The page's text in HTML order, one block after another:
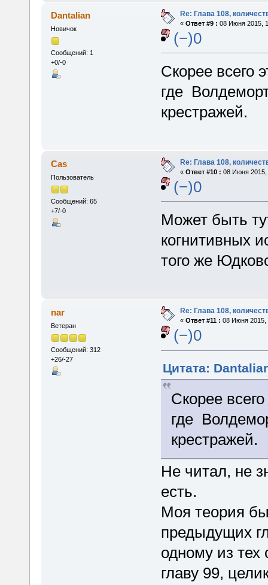
Dantalian
Новичок
Сообщений: 1
+0/-0
Re: Глава 108,
« Ответ #9 : 08 Июня 2015,
(−)0
Скорее всего
где
крестражей.
Cas
Пользователь
Сообщений: 65
+7/-0
Re: Глава 108,
« Ответ #10 : 08 Июня 2015,
(−)0
Может быть
когнитивных
того же
nar
Ветеран
Сообщений: 312
+26/-27
Re: Глава 108,
« Ответ #11 : 08 Июня 2015,
(−)0
Цитата:
Скорее
где
крестражей.
Не читал, не
есть.
Моя теория
предыдущих
одному из
главу 99,